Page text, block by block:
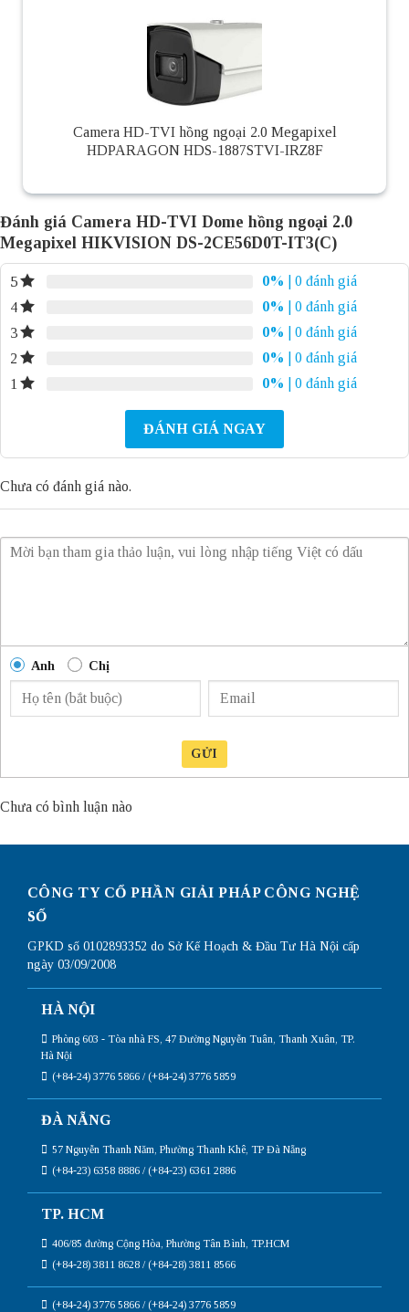
Camera HD-TVI hồng ngoại 2.0 Megapixel
HDPARAGON HDS-1887STVI-IRZ8F
Đánh giá Camera HD-TVI Dome hồng ngoại 2.0
Megapixel HIKVISION DS-2CE56D0T-IT3(C)
5 0%
| 0 đánh giá
4
0%
| 0 đánh giá
3
0%
| 0 đánh giá
2
0%
| 0 đánh giá
1
0% | 0 đánh giá
ĐÁNH GIÁ NGAY
Chưa có đánh giá nào.
Anh Chị
GỬI
Chưa có bình luận nào
CÔNG TY CỔ PHẦN GIẢI PHÁP CÔNG NGHỆ
SỐ
GPKD số 0102893352 do Sở Kế Hoạch & Đầu Tư Hà Nội cấp
ngày 03/09/2008
HÀ NỘI
Phòng 603 - Tòa nhà FS, 47 Đường Nguyễn Tuân, Thanh Xuân, TP.
Hà Nội
(+84-24) 3776 5866 / (+84-24) 3776 5859
ĐÀ NẴNG
57 Nguyễn Thanh Năm, Phường Thanh Khê, TP Đà Nẵng
(+84-23) 6358 8886 / (+84-23) 6361 2886
TP. HCM
406/85 đường Cộng Hòa, Phường Tân Bình, TP.HCM
(+84-28) 3811 8628 / (+84-28) 3811 8566
(+84-24) 3776 5866 / (+84-24) 3776 5859